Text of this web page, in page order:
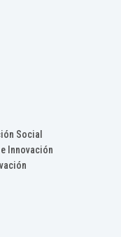
Social
Innovación